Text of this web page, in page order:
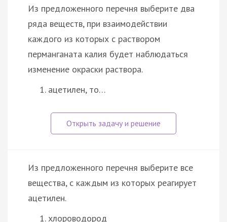
Из предложенного перечня выберите два
ряда веществ, при взаимодействии
каждого из которых с раствором
перманганата калия будет наблюдаться
изменение окраски раствора.
ацетилен, то…
Из предложенного перечня выберите все
вещества, с каждым из которых реагирует
ацетилен.
хлороводород